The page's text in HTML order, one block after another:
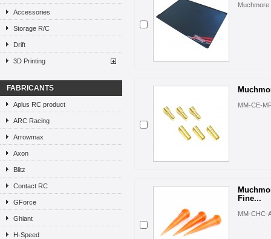
Accessories
Storage R/C
Drift
3D Printing
FABRICANTS
Aplus RC product
ARC Racing
Arrowmax
Axon
Blitz
Contact RC
GForce
Ghiant
H-Speed
Muchmore
MM-CE-
Fine...
MM-CHC-